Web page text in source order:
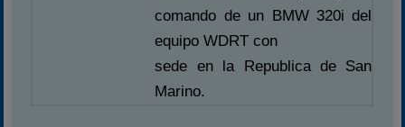
comando de un BMW 320i del
equipo WDRT con
sede en la Republica de San
Marino.